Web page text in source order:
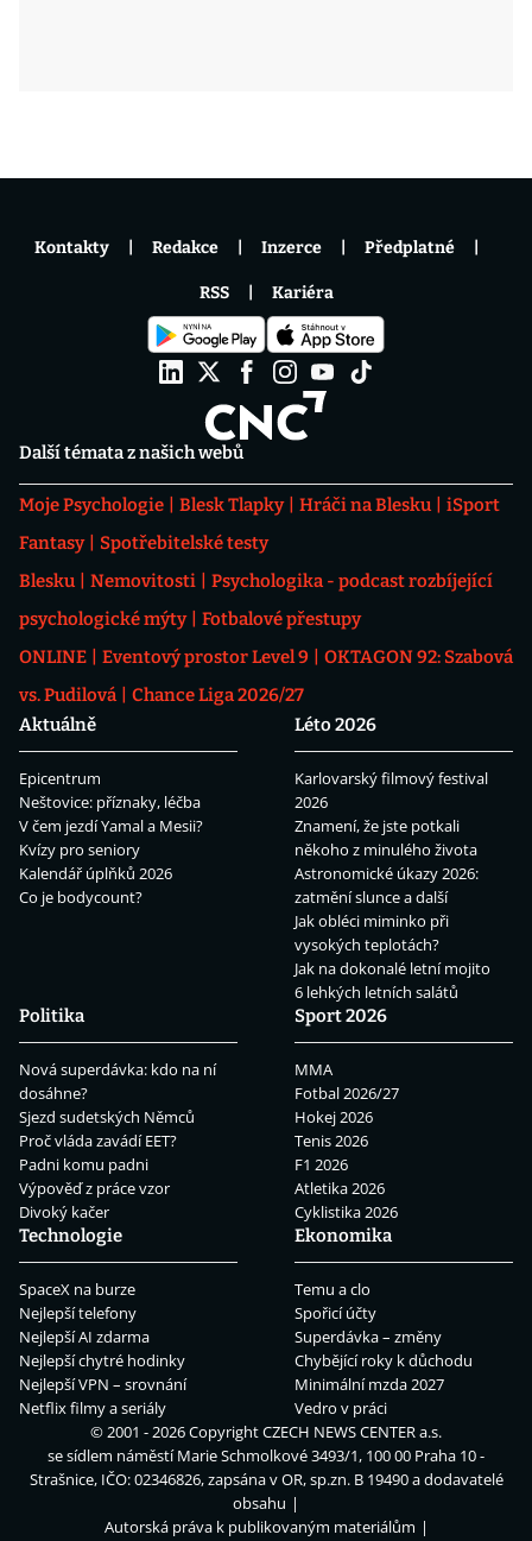
Další témata z našich webů
Moje Psychologie Blesk Tlapky Hráči na Blesku
iSport
Fantasy
Spotřebitelské testy
Blesku
Nemovitosti
Psychologika - podcast rozbíjející
psychologické mýty
Fotbalové přestupy
ONLINE
Eventový prostor Level 9
OKTAGON 92: Szabová
vs. Pudilová
Chance Liga 2026/27
Aktuálně
Epicentrum
Neštovice: příznaky, léčba
V čem jezdí Yamal a Mesii?
Kvízy pro seniory
Kalendář úplňků 2026
Co je bodycount?
Léto 2026
Karlovarský filmový festival
2026
Znamení, že jste potkali
někoho z minulého života
Astronomické úkazy 2026:
zatmění slunce a další
Jak obléci miminko při
vysokých teplotách?
Jak na dokonalé letní mojito
6 lehkých letních salátů
Politika
Nová superdávka: kdo na ní
dosáhne?
Sjezd sudetských Němců
Proč vláda zavádí EET?
Padni komu padni
Výpověď z práce vzor
Divoký kačer
Sport 2026
MMA
Fotbal 2026/27
Hokej 2026
Tenis 2026
F1 2026
Atletika 2026
Cyklistika 2026
Technologie
SpaceX na burze
Nejlepší telefony
Nejlepší AI zdarma
Nejlepší chytré hodinky
Nejlepší VPN – srovnání
Netflix filmy a seriály
Ekonomika
Temu a clo
Spořicí účty
Superdávka – změny
Chybějící roky k důchodu
Minimální mzda 2027
Vedro v práci
Kontakty Redakce Inzerce Předplatné
RSS Kariéra
© 2001 - 2026 CopyrightCZECH NEWS CENTER a.s.
se sídlem náměstí Marie Schmolkové 3493/1, 100 00 Praha 10 -
Strašnice, IČO: 02346826, zapsána v OR, sp.zn. B 19490 a dodavatelé
obsahu
Autorská práva k publikovaným materiálům